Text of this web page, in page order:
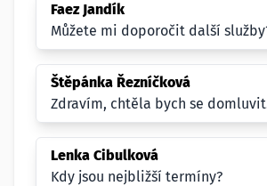
Faez Jandík
Můžete mi doporočit další
Štěpánka Řezníčková
Zdravím, chtěla bych se
Lenka Cibulková
Kdy jsou nejbližší termíny?